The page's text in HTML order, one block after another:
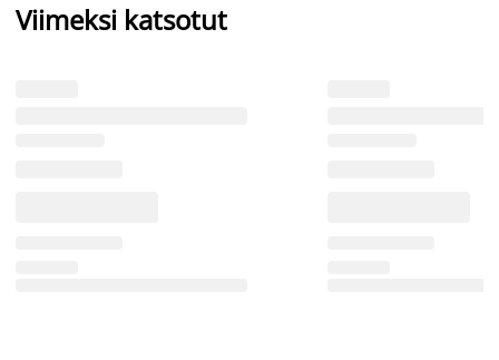
Viimeksi katsotut